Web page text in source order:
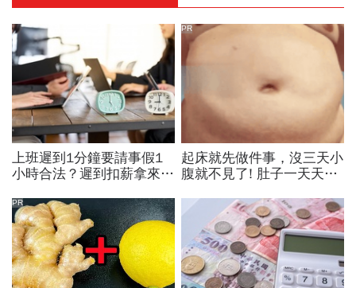
上班遲到1分鐘要請事假1
小時合法？遲到扣薪拿來聚
到不支薪這樣算
起床就先做件事，沒三天小
腹就不見了! 肚子一天天變
PR
PR